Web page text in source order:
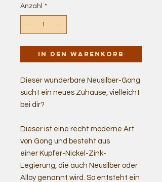
Anzahl *
In den Warenkorb
Dieser wunderbare Neusilber-Gong
sucht ein neues Zuhause, vielleicht
bei dir?
Dieser ist eine recht moderne Art
von Gong und besteht aus
einer Kupfer-Nickel-Zink-
Legierung, die auch Neusilber oder
Alloy genannt wird. So entsteht ein